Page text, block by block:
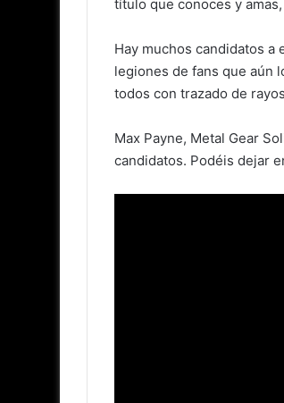
título que conoces y
Hay muchos candidatos
legiones de fans que aún
todos con trazado de
Max Payne, Metal Gear
candidatos. Podéis dejar